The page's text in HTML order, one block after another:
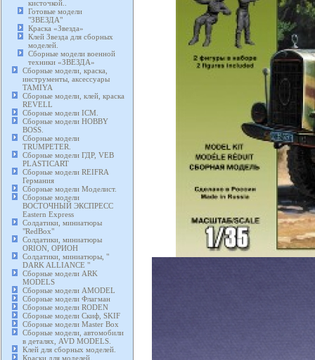
кисточкой..
Готовые модели
"ЗВЕЗДА"
Краска «Звезда»
Клей Звезда для сборных
моделей.
Сборные модели военной
техники «ЗВЕЗДА»
Сборные модели, краска,
инструменты, аксессуары
TAMIYA
Сборные модели, клей, краска
REVELL
Сборные модели ICM.
Сборные модели HOBBY
BOSS.
Сборные модели
TRUMPETER.
Сборные модели ГДР, VEB
PLASTICART
Сборные модели REIFRA
Германия
Сборные модели Моделист.
Сборные модели
ВОСТОЧНЫЙ ЭКСПРЕСС
Eastern Express
Солдатики, миниатюры
"RedBox"
Солдатики, миниатюры
ORION, ОРИОН
Солдатики, миниатюры, "
DARK ALLIANCE "
Сборные модели ARK
MODELS
Сборные модели AMODEL
Сборные модели Флагман
Сборные модели RODEN
Сборные модели Скиф, SKIF
Сборные модели Master Box
Сборные модели, автомобили
в деталях, AVD MODELS.
Клей для сборных моделей.
Краски для моделей.